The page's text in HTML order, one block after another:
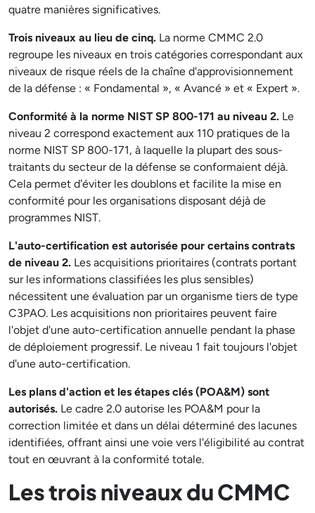
quatre manières significatives.
Trois niveaux au lieu de cinq. La norme CMMC 2.0
regroupe les niveaux en trois catégories correspondant aux
niveaux de risque réels de la chaîne d'approvisionnement
de la défense : « Fondamental », « Avancé » et « Expert ».
Conformité à la norme NIST SP 800-171 au niveau 2. Le
niveau 2 correspond exactement aux 110 pratiques de la
norme NIST SP 800-171, à laquelle la plupart des sous-
traitants du secteur de la défense se conformaient déjà.
Cela permet d'éviter les doublons et facilite la mise en
conformité pour les organisations disposant déjà de
programmes NIST.
L'auto-certification est autorisée pour certains contrats
de niveau 2. Les acquisitions prioritaires (contrats portant
sur les informations classifiées les plus sensibles)
nécessitent une évaluation par un organisme tiers de type
C3PAO. Les acquisitions non prioritaires peuvent faire
l'objet d'une auto-certification annuelle pendant la phase
de déploiement progressif. Le niveau 1 fait toujours l'objet
d'une auto-certification.
Les plans d'action et les étapes clés (POA&M) sont
autorisés. Le cadre 2.0 autorise les POA&M pour la
correction limitée et dans un délai déterminé des lacunes
identifiées, offrant ainsi une voie vers l'éligibilité au contrat
tout en œuvrant à la conformité totale.
Les trois niveaux du CMMC